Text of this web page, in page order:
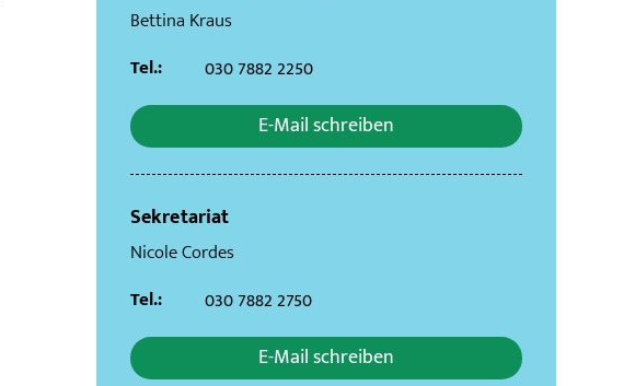
Bettina Kraus
Tel.:
030 7882 2250
E-Mail schreiben
Sekretariat
Nicole Cordes
Tel.:
030 7882 2750
E-Mail schreiben